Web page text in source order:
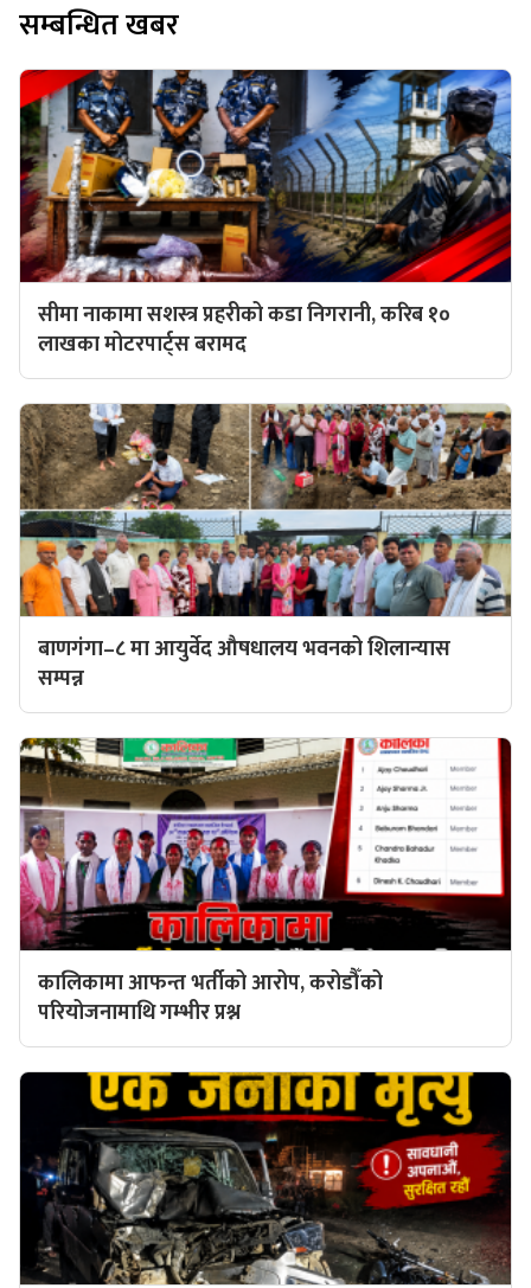
सम्बन्धित खबर
सीमा नाकामा सशस्त्र प्रहरीको कडा निगरानी, करिब १०
लाखका मोटरपार्ट्स बरामद
बाणगंगा–८ मा आयुर्वेद औषधालय भवनको शिलान्यास
सम्पन्न
कालिकामा आफन्त भर्तीको आरोप, करोडौँको
परियोजनामाथि गम्भीर प्रश्न